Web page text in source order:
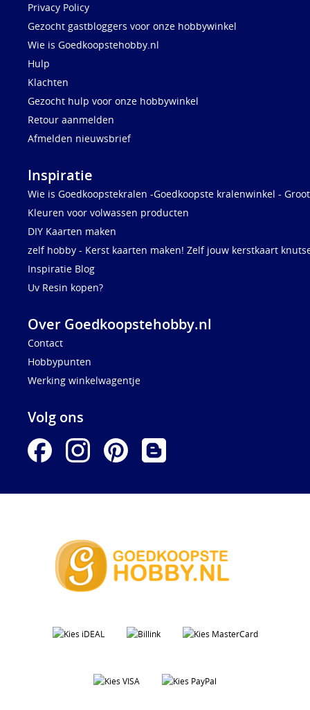
Privacy Policy
Gezocht gastbloggers voor onze hobbywinkel
Wie is Goedkoopstehobby.nl
Hulp
Klachten
Gezocht hulp voor onze hobbywinkel
Retour aanmelden
Afmelden nieuwsbrief
Inspiratie
Wie is Goedkoopstekralen -Goedkoopste kralenwinkel -
Kleuren voor volwassen producten
DIY Kaarten maken
zelf hobby - Kerst kaarten maken! Zelf jouw kerstkaart
Inspiratie Blog
Uv Resin kopen?
Over Goedkoopstehobby.nl
Contact
Hobbypunten
Werking winkelwagentje
Volg ons